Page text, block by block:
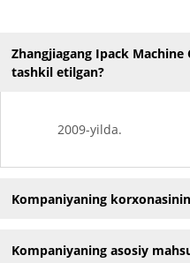
Zhangjiagang Ipack Machine
tashkil etilgan?
2009-yilda.
Kompaniyaning
Kompaniyaning asosiy